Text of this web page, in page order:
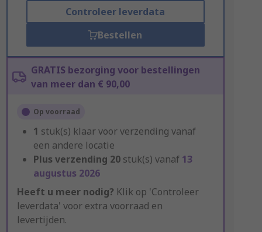
Controleer leverdata
Bestellen
GRATIS bezorging voor bestellingen
van meer dan € 90,00
Op voorraad
1 stuk(s) klaar voor verzending vanaf
een andere locatie
Plus verzending 20 stuk(s) vanaf 13
augustus 2026
Heeft u meer nodig? Klik op 'Controleer
leverdata' voor extra voorraad en
levertijden.